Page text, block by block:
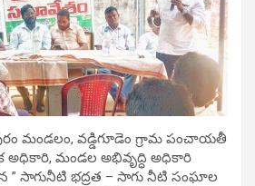
మండలం, వడ్డిగూడెం గ్రామ పంచాయతీ
అధికారి, మండల అభివృద్ధి అధికారి
” సాగునీటి భద్రత – సాగు నీటి సంఘాల